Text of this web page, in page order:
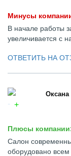
Минусы
В начале работы
увеличивается с
ОТВЕТИТЬ НА
Оксана
Плюсы
Салон
оборудовано